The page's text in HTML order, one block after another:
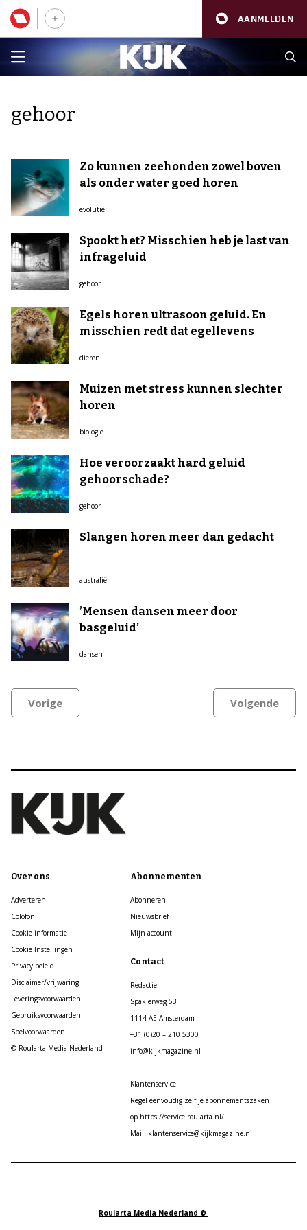
AANMELDEN
gehoor
Zo kunnen zeehonden zowel boven
als onder water goed horen
evolutie
Spookt het? Misschien heb je last van
infrageluid
gehoor
Egels horen ultrasoon geluid. En
misschien redt dat egellevens
dieren
Muizen met stress kunnen slechter
horen
biologie
Hoe veroorzaakt hard geluid
gehoorschade?
gehoor
Slangen horen meer dan gedacht
australië
’Mensen dansen meer door
basgeluid’
dansen
Vorige Volgende
Over ons
Adverteren
Colofon
Cookie informatie
Cookie Instellingen
Privacy beleid
Disclaimer/vrijwaring
Leveringsvoorwaarden
Gebruiksvoorwaarden
Spelvoorwaarden
© Roularta Media Nederland
Abonnementen
Abonneren
Nieuwsbrief
Mijn account
Contact
Redactie
Spaklerweg 53
1114 AE Amsterdam
+31 (0)20 – 210 5300
info@kijkmagazine.nl
Klantenservice
Regel eenvoudig zelf je abonnementszaken
op https://service.roularta.nl/
Mail: klantenservice@kijkmagazine.nl
Roularta Media Nederland ©